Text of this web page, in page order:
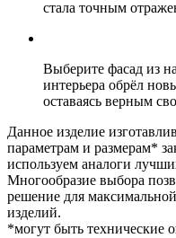
стала точным
Выберите фасад из
интерьера обрёл
оставаясь верным
Данное изделие
параметрам и размерам*
используем аналоги
Многообразие выбора
решение для
изделий.
*могут быть технические